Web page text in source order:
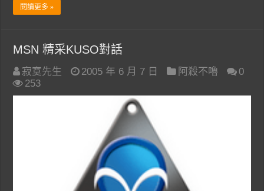
閱讀更多 »
MSN 精采KUSO對話
寂寞先生 2005 年 6 月 7 日 阿殺不嚕
0
253